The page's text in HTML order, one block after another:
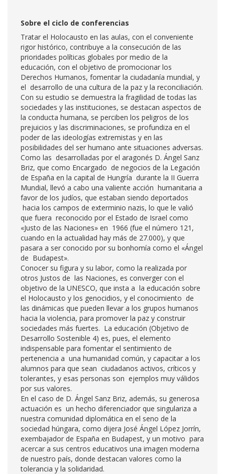
Sobre el ciclo de conferencias
Tratar el Holocausto en las aulas, con el conveniente
rigor histórico, contribuye a la consecución de las
prioridades políticas globales por medio de la
educación, con el objetivo de promocionar los
Derechos Humanos, fomentar la ciudadanía mundial, y
el desarrollo de una cultura de la paz y la reconciliación.
Con su estudio se demuestra la fragilidad de todas las
sociedades y las instituciones, se destacan aspectos de
la conducta humana, se perciben los peligros de los
prejuicios y las discriminaciones, se profundiza en el
poder de las ideologías extremistas y en las
posibilidades del ser humano ante situaciones adversas.
Como las desarrolladas por el aragonés D. Ángel Sanz
Briz, que como Encargado de negocios de la Legación
de España en la capital de Hungría durante la II Guerra
Mundial, llevó a cabo una valiente acción humanitaria a
favor de los judíos, que estaban siendo deportados
hacia los campos de exterminio nazis, lo que le valió
que fuera reconocido por el Estado de Israel como
«Justo de las Naciones» en 1966 (fue el número 121,
cuando en la actualidad hay más de 27.000), y que
pasara a ser conocido por su bonhomía como el «Ángel
de Budapest».
Conocer su figura y su labor, como la realizada por
otros Justos de las Naciones, es converger con el
objetivo de la UNESCO, que insta a la educación sobre
el Holocausto y los genocidios, y el conocimiento de
las dinámicas que pueden llevar a los grupos humanos
hacia la violencia, para promover la paz y construir
sociedades más fuertes. La educación (Objetivo de
Desarrollo Sostenible 4) es, pues, el elemento
indispensable para fomentar el sentimiento de
pertenencia a una humanidad común, y capacitar a los
alumnos para que sean ciudadanos activos, críticos y
tolerantes, y esas personas son ejemplos muy válidos
por sus valores.
En el caso de D. Ángel Sanz Briz, además, su generosa
actuación es un hecho diferenciador que singulariza a
nuestra comunidad diplomática en el seno de la
sociedad húngara, como dijera José Ángel López Jorrín,
exembajador de España en Budapest, y un motivo para
acercar a sus centros educativos una imagen moderna
de nuestro país, donde destacan valores como la
tolerancia y la solidaridad.